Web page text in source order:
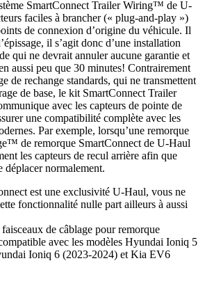
SmartConnect Trailer Wiring™ de U-
faciles à brancher (« plug-and-play »)
de connexion d’origine du véhicule. Il
il s’agit donc d’une installation
qui ne devrait annuler aucune garantie et
aussi peu que 30 minutes! Contrairement
de rechange standards, qui ne transmettent
de base, le kit SmartConnect Trailer
avec les capteurs de pointe de
une compatibilité complète avec les
Par exemple, lorsqu’une remorque
de remorque SmartConnect de U-Haul
les capteurs de recul arrière afin que
déplacer normalement.
est une exclusivité U-Haul, vous ne
fonctionnalité nulle part ailleurs à aussi
de câblage pour remorque
avec les modèles Hyundai Ioniq 5
Ioniq 6 (2023-2024) et Kia EV6